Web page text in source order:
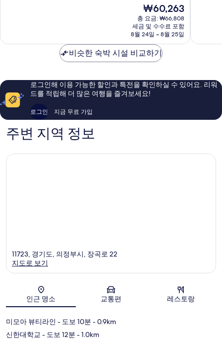
매
요,
용
후
개
현
재
요
금
₩60,263
₩60,263
총 요금: ₩66,808
세금 및 수수료 포함
8월 24일 ~ 8월 25일
매
요,
이
비슷한 숙박 시설 비교하기
로그인해 이용 가능한 할인과 특전을 확인하실 수 있어요. 리워
드를 적립해 더 많은 여행을 즐겨보세요!
로그인 지금 무료 가입
주변 지역 정보
지도
11723, 경기도, 의정부시, 장곡로 22
지도로 보기
인근 명소 교통편 레스토랑
미모아 뷰티라인 - 도보 10분 - 0.9km
신한대학교 - 도보 12분 - 1.0km